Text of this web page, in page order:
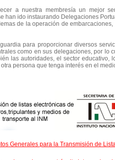
a nuestra membresía un mejor
han ido instaurando Delegaciones
de la operación de
para proporcionar diversos
como en sus delegaciones, por lo
las autoridades, el sector educativo,
persona que tenga interés en el
Generales para la Transmisión de